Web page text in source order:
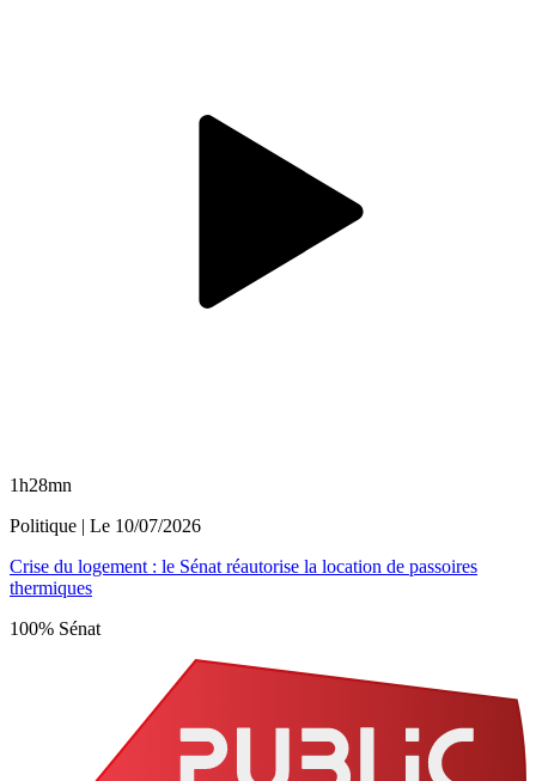
1h28mn
Politique | Le 10/07/2026
Crise du logement : le Sénat réautorise la location de passoires
thermiques
100% Sénat